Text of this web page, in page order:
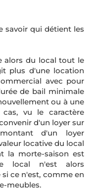
savoir qui détient les
alors du local tout le
plus d'une location
avec pour
de bail minimale
ou à une
vu le caractère
d'un loyer sur
d'un loyer
locative du local
la morte-saison est
local n'est alors
ce n'est, comme en
meubles.